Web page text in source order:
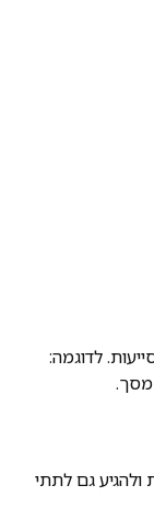
לדוגמה:
מסך.
גם לתתי